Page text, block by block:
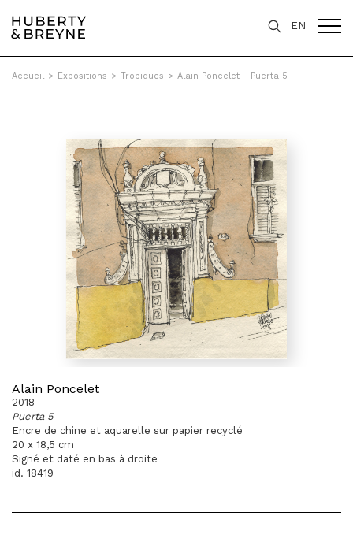
EN
Accueil > Expositions > Tropiques > Alain Poncelet - Puerta 5
Alain Poncelet
2018
Puerta 5
Encre de chine et aquarelle sur papier recyclé
20 x 18,5 cm
Signé et daté en bas à droite
id. 18419